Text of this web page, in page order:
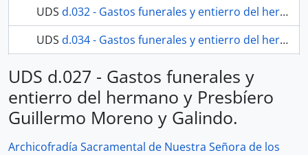
UDS d.032 - Gastos funerales y entierro del hermano José Francisco Rubio.
UDS d.034 - Gastos funerales y entierro del hermano José Francisco Rubio.
122 más...
UDS d.027 - Gastos funerales y
entierro del hermano y Presbíero
Guillermo Moreno y Galindo.
Archicofradía Sacramental de Nuestra Señora de los